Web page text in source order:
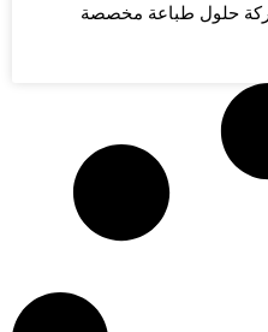
حلول طباعة مخصصة